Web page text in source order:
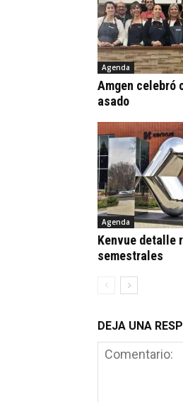
Agenda
Amgen celebró
asado
Agenda
Kenvue detalle
semestrales
DEJA UNA